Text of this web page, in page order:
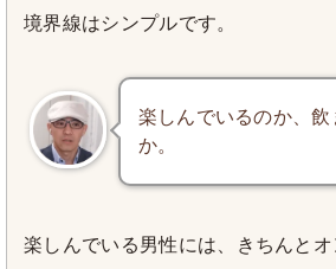
境界線はシンプルです。
楽しんでいるのか、
か。
楽しんでいる男性には、きちんとオ